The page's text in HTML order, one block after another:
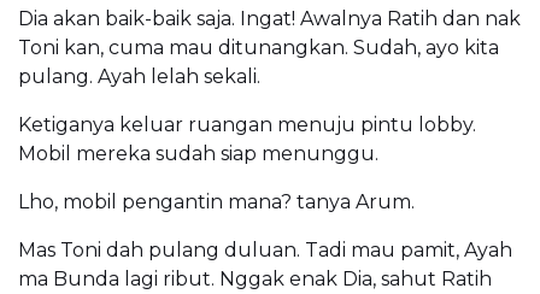
Dia akan baik-baik saja. Ingat! Awalnya Ratih dan nak
Toni kan, cuma mau ditunangkan. Sudah, ayo kita
pulang. Ayah lelah sekali.
Ketiganya keluar ruangan menuju pintu lobby.
Mobil mereka sudah siap menunggu.
Lho, mobil pengantin mana? tanya Arum.
Mas Toni dah pulang duluan. Tadi mau pamit, Ayah
ma Bunda lagi ribut. Nggak enak Dia, sahut Ratih